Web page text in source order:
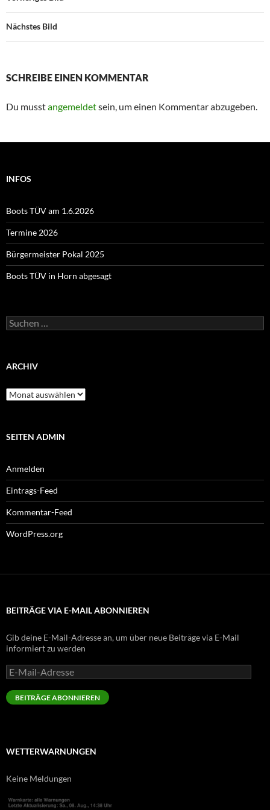
Nächstes Bild
SCHREIBE EINEN KOMMENTAR
Du musstangemeldetsein, um einen Kommentar abzugeben.
INFOS
Boots TÜV am 1.6.2026
Termine 2026
Bürgermeister Pokal 2025
Boots TÜV in Horn abgesagt
Suchen
nach:
ARCHIV
Archiv
SEITEN ADMIN
Anmelden
Eintrags-Feed
Kommentar-Feed
WordPress.org
BEITRÄGE VIA E-MAIL ABONNIEREN
Gib deine E-Mail-Adresse an, um über neue Beiträge via E-Mail
informiert zu werden
E-
Mail-
Adresse
BEITRÄGE ABONNIEREN
WETTERWARNUNGEN
Keine Meldungen